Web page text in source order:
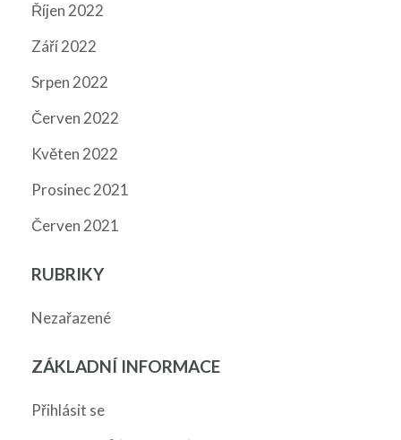
Říjen 2022
Září 2022
Srpen 2022
Červen 2022
Květen 2022
Prosinec 2021
Červen 2021
RUBRIKY
Nezařazené
ZÁKLADNÍ INFORMACE
Přihlásit se